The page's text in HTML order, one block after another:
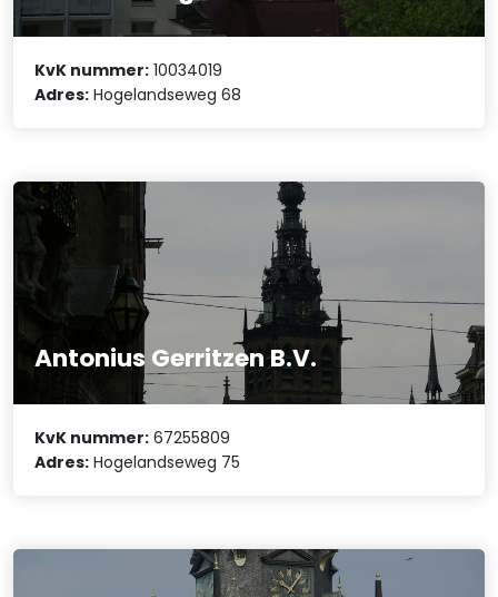
KvK nummer: 10034019
Adres: Hogelandseweg 68
Antonius Gerritzen B.V.
KvK nummer: 67255809
Adres: Hogelandseweg 75